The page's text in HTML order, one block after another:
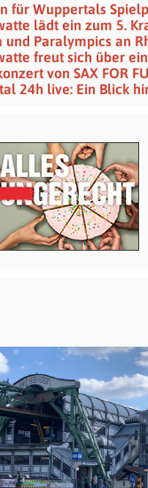
für Wuppertals
lädt ein zum 5.
und Paralympics an
freut sich über
von SAX FOR
24h live: Ein Blick